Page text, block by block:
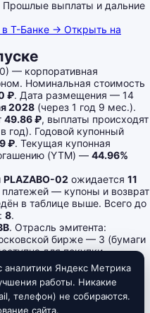
Прошлые выплаты и дальние
в Т-Банке → Открыть на
— корпоративная
Номинальная стоимость
₽. Дата размещения — 14
2028 (через 1 год 9 мес.).
49.86 ₽, выплаты происходят
год). Годовой купонный
₽. Текущая купонная
(YTM) — 44.96%
PLAZABO-02 ожидается 11
— купоны и возврат
в таблице выше. Всего до
8.
. Отрасль эмитента:
бирже — 3 (бумаги
для покупки
в Т-Банке.
ОФЗ и корпоративные
цены, рейтинги и оферты.
аналитики Яндекс Метрика
работы. Никакие
телефон) не собираются.
сайта.